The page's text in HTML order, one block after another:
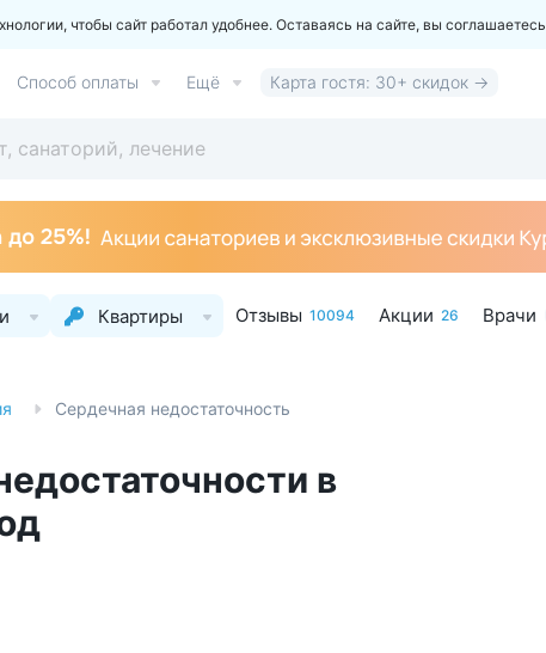
чтобы сайт работал удобнее. Оставаясь на сайте, вы соглашаетесь
Способ оплаты Ещё Карта гостя: 30+ скидок →
Квартиры Отзывы 10094 Акции 26 Врачи
Сердечная недостаточность
в